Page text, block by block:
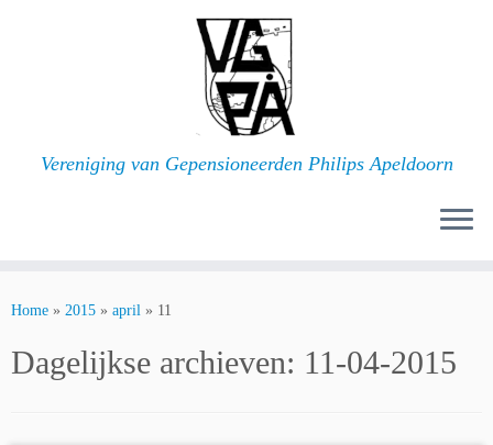
Vereniging van Gepensioneerden Philips Apeldoorn
Home » 2015 » april » 11
Dagelijkse archieven: 11-04-2015